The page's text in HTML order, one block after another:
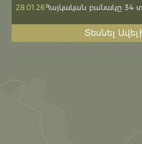
28.01.26Հայկական բանակը 34
Տեսնել